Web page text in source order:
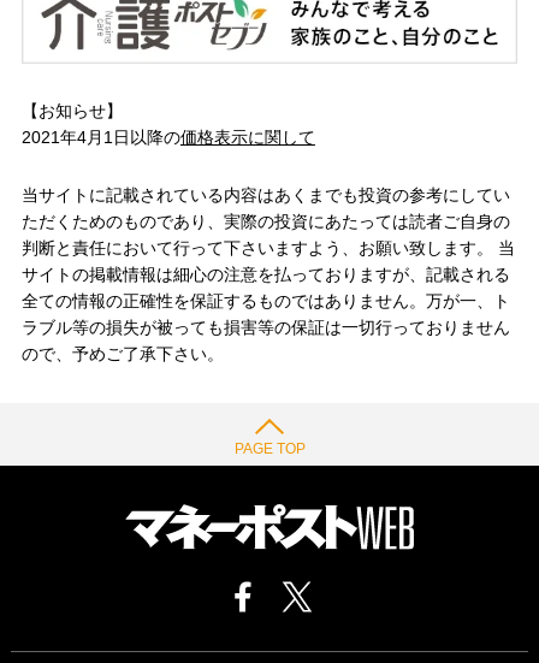
【お知らせ】
2021年4月1日以降の価格表示に関して
当サイトに記載されている内容はあくまでも投資の参考にしてい
ただくためのものであり、実際の投資にあたっては読者ご自身の
判断と責任において行って下さいますよう、お願い致します。 当
サイトの掲載情報は細心の注意を払っておりますが、記載される
全ての情報の正確性を保証するものではありません。万が一、ト
ラブル等の損失が被っても損害等の保証は一切行っておりません
ので、予めご了承下さい。
PAGE TOP